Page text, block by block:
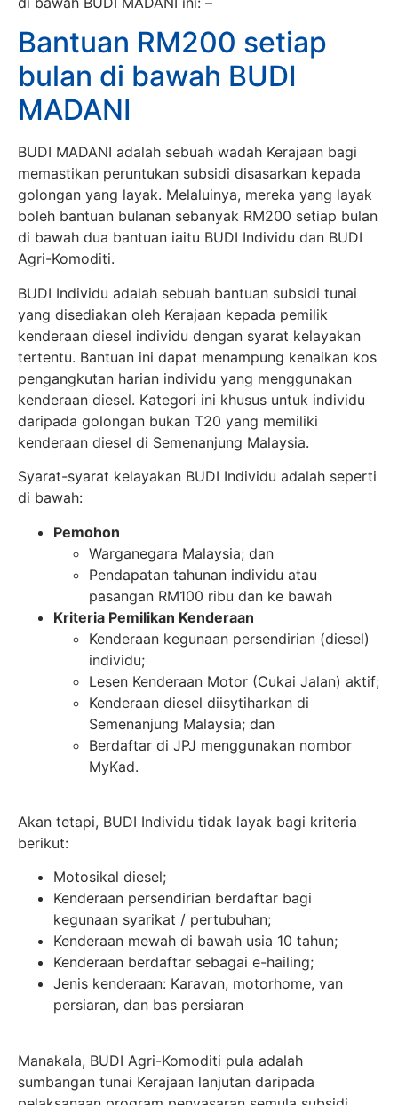
Bantuan RM200 setiap
bulan di bawah BUDI
MADANI
BUDI MADANI adalah sebuah wadah Kerajaan bagi
memastikan peruntukan subsidi disasarkan kepada
golongan yang layak. Melaluinya, mereka yang layak
boleh bantuan bulanan sebanyak RM200 setiap bulan
di bawah dua bantuan iaitu BUDI Individu dan BUDI
Agri-Komoditi.
BUDI Individu adalah sebuah bantuan subsidi tunai
yang disediakan oleh Kerajaan kepada pemilik
kenderaan diesel individu dengan syarat kelayakan
tertentu. Bantuan ini dapat menampung kenaikan kos
pengangkutan harian individu yang menggunakan
kenderaan diesel. Kategori ini khusus untuk individu
daripada golongan bukan T20 yang memiliki
kenderaan diesel di Semenanjung Malaysia.
Syarat-syarat kelayakan BUDI Individu adalah seperti
di bawah:
Pemohon
Warganegara Malaysia; dan
Pendapatan tahunan individu atau
pasangan RM100 ribu dan ke bawah
Kriteria Pemilikan Kenderaan
Kenderaan kegunaan persendirian (diesel)
individu;
Lesen Kenderaan Motor (Cukai Jalan) aktif;
Kenderaan diesel diisytiharkan di
Semenanjung Malaysia; dan
Berdaftar di JPJ menggunakan nombor
MyKad.
Akan tetapi, BUDI Individu tidak layak bagi kriteria
berikut:
Motosikal diesel;
Kenderaan persendirian berdaftar bagi
kegunaan syarikat / pertubuhan;
Kenderaan mewah di bawah usia 10 tahun;
Kenderaan berdaftar sebagai e-hailing;
Jenis kenderaan: Karavan, motorhome, van
persiaran, dan bas persiaran
Manakala, BUDI Agri-Komoditi pula adalah
sumbangan tunai Kerajaan lanjutan daripada